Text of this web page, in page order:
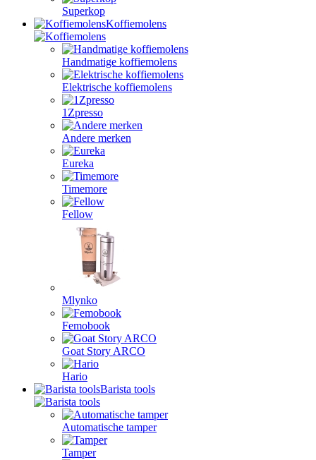
Superkop
Koffiemolens
Handmatige koffiemolens
Elektrische koffiemolens
1Zpresso
Andere merken
Eureka
Timemore
Fellow
Mlynko
Femobook
Goat Story ARCO
Hario
Barista tools
Automatische tamper
Tamper